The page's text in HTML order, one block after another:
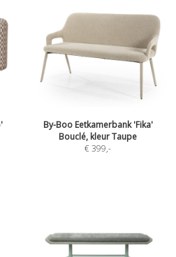
By-Boo Eetkamerbank 'Fika'
Bouclé, kleur Taupe
€ 399,-